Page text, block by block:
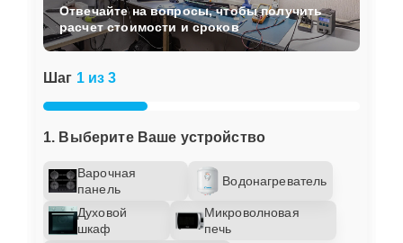
Шаг 1 из 3
1. Выберите Ваше устройство
Варочная
панель
Водонагреватель
Духовой
шкаф
Микроволновая
печь
Отвечайте на вопросы, чтобы получить
расчет стоимости и сроков